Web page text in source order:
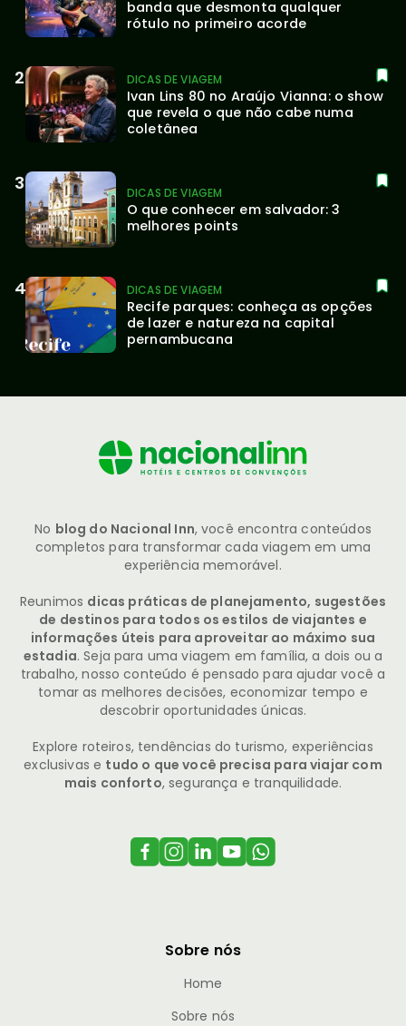
banda que desmonta qualquer
rótulo no primeiro acorde
DICAS DE VIAGEM
Ivan Lins 80 no Araújo Vianna: o show
que revela o que não cabe numa
coletânea
DICAS DE VIAGEM
O que conhecer em salvador: 3
melhores points
DICAS DE VIAGEM
Recife parques: conheça as opções
de lazer e natureza na capital
pernambucana
No blog do Nacional Inn, você encontra conteúdos
completos para transformar cada viagem em uma
experiência memorável.
Reunimos dicas práticas de planejamento, sugestões
de destinos para todos os estilos de viajantes e
informações úteis para aproveitar ao máximo sua
estadia. Seja para uma viagem em família, a dois ou a
trabalho, nosso conteúdo é pensado para ajudar você a
tomar as melhores decisões, economizar tempo e
descobrir oportunidades únicas.
Explore roteiros, tendências do turismo, experiências
exclusivas e tudo o que você precisa para viajar com
mais conforto, segurança e tranquilidade.
Sobre nós
Home
Sobre nós